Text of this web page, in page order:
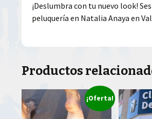
¡Deslumbra con tu nuevo look!
peluquería en Natalia Anaya en
Productos
¡Oferta!